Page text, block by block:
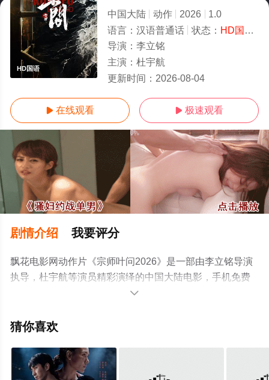
HD国语
中国大陆 动作 2026
1.0
语言： 汉语普通话 状态： HD国语
导演： 李立铭
主演： 杜宇航
更新时间： 2026-08-04
 在线观看  极速观看
剧情介绍 我要评分
飘花电影网动作片《宗师叶问2026》是一部由李立铭导演
执导，杜宇航等演员精彩演绎的中国大陆电影，手机免费
观看高清未删减完整版电影大全就上飘花影院，更多相关

猜你喜欢